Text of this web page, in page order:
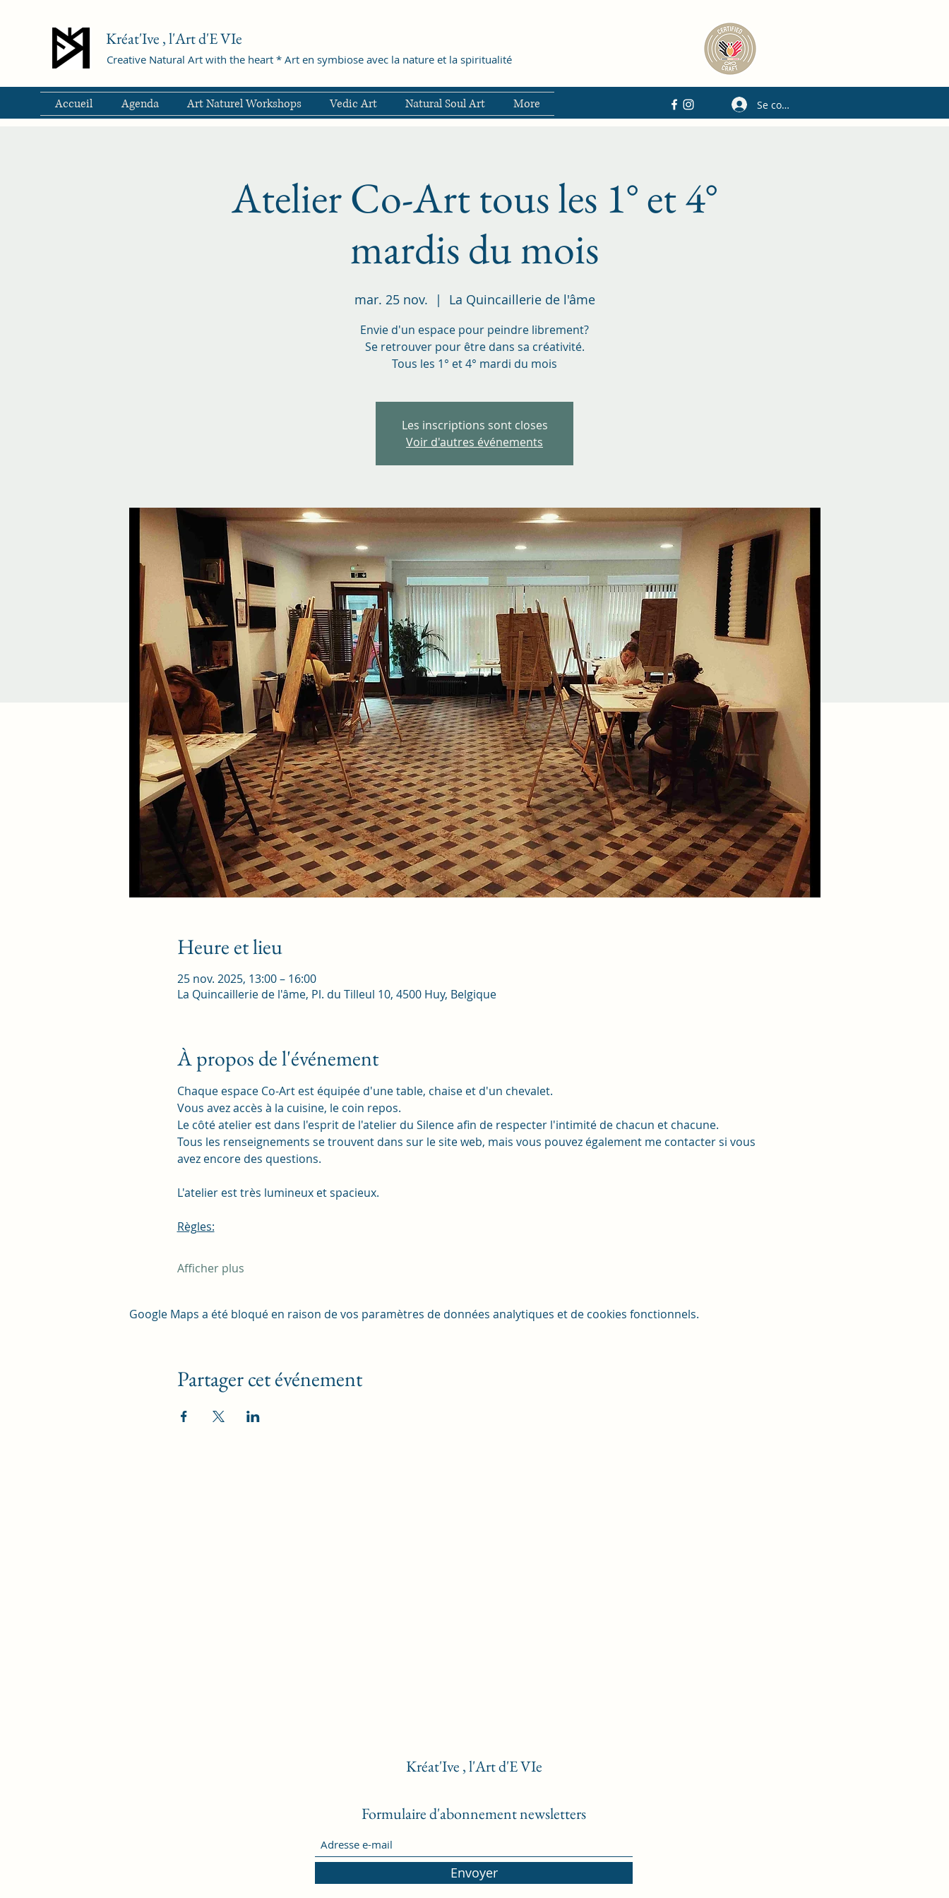
Kréat'Ive , l'Art d'E VIe
Creative Natural Art with the heart * Art en symbiose avec la nature et la spiritualité
Accueil Agenda Art Naturel Workshops Vedic Art Natural Soul Art More Se connecter
Atelier Co-Art tous les 1° et 4°
mardis du mois
mar. 25 nov.
  |
La Quincaillerie de l'âme
Envie d'un espace pour peindre librement?
Se retrouver pour être dans sa créativité.
Tous les 1° et 4° mardi du mois
Les inscriptions sont closes
Voir d'autres événements
Heure et lieu
25 nov. 2025, 13:00 – 16:00
La Quincaillerie de l'âme, Pl. du Tilleul 10, 4500 Huy, Belgique
À propos de l'événement
Chaque espace Co-Art est équipée d'une table, chaise et d'un chevalet.
Vous avez accès à la cuisine, le coin repos.
Le côté atelier est dans l'esprit de l'atelier du Silence afin de respecter l'intimité de chacun et chacune.
Tous les renseignements se trouvent dans sur le site web, mais vous pouvez également me contacter si vous
avez encore des questions.
L'atelier est très lumineux et spacieux.
Règles:
Afficher plus
Google Maps a été bloqué en raison de vos paramètres de données analytiques et de cookies fonctionnels.
Partager cet événement
Kréat'Ive , l'Art d'E VIe
Formulaire d'abonnement newsletters
Envoyer